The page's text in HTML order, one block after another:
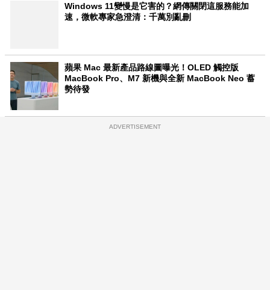
Windows 11變慢是它害的？網傳關閉這服務能加
速，微軟專家急澄清：千萬別亂刪
蘋果 Mac 最新產品路線圖曝光！OLED 觸控版
MacBook Pro、M7 新機與全新 MacBook Neo 蓄
勢待發
ADVERTISEMENT